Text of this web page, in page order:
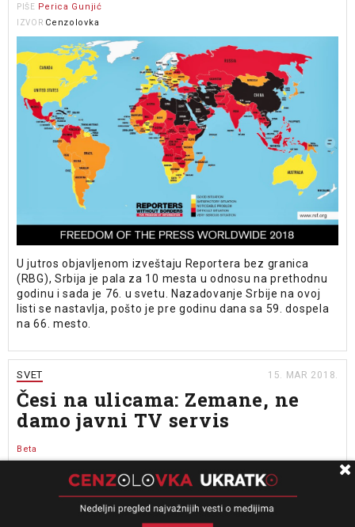
PIŠE Perica Gunjić
IZVOR Cenzolovka
U jutros objavljenom izveštaju Reportera bez granica
(RBG), Srbija je pala za 10 mesta u odnosu na prethodnu
godinu i sada je 76. u svetu. Nazadovanje Srbije na ovoj
listi se nastavlja, pošto je pre godinu dana sa 59. dospela
na 66. mesto.
SVET 15. MAR 2018.
Česi na ulicama: Zemane, ne
damo javni TV servis
Beta
Hiljade Čeha izašle su večeras na poziv umetnika i
studenata na Vaclavski trg u Pragu da protestuju protiv